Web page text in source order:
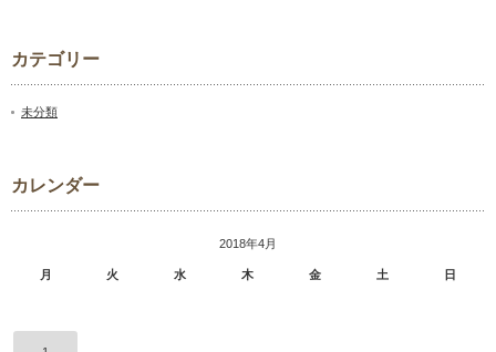
カテゴリー
未分類
カレンダー
2018年4月
月 火 水 木 金 土 日